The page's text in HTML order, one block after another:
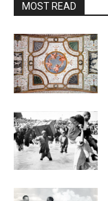
MOST READ